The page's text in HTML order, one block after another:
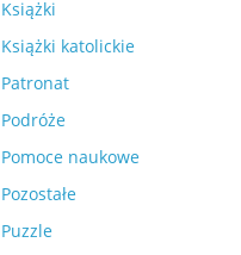
Książki
Książki katolickie
Patronat
Podróże
Pomoce naukowe
Pozostałe
Puzzle